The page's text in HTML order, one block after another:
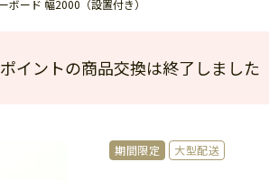
ード 幅2000（設置付き）
イントの商品交換は終了しました
期間限定 大型配送